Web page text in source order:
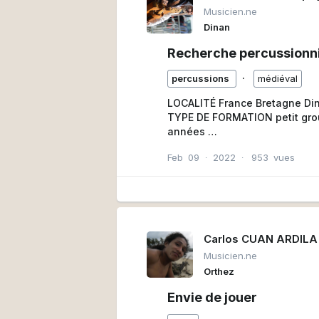
Musicien.ne
Dinan
Recherche
percussions ∙ médiéval
LOCALITÉ France Bretagne
TYPE DE FORMATION petit
années
Animations médiévales de rue
NIVEAU INSTRUMENTAL
MODALITÉS de
Feb 09 ∙ 2022 ∙ 953 vues
Carlos CUAN ARDILA
Musicien.ne
Orthez
Envie de jouer